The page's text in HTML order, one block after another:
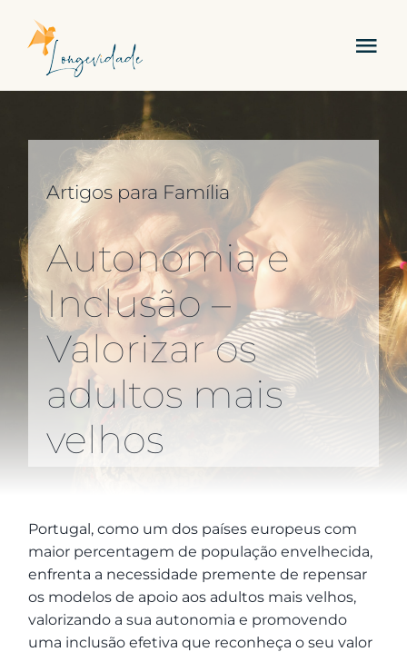
content
Academia
Carreira
Contactos
Artigos para Família
Autonomia e
Inclusão –
Valorizar os
adultos mais
velhos
Portugal, como um dos países europeus com
maior percentagem de população envelhecida,
enfrenta a necessidade premente de repensar
os modelos de apoio aos adultos mais velhos,
valorizando a sua autonomia e promovendo
uma inclusão efetiva que reconheça o seu valor